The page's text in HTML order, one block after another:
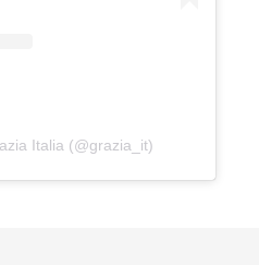
Italia (@grazia_it)